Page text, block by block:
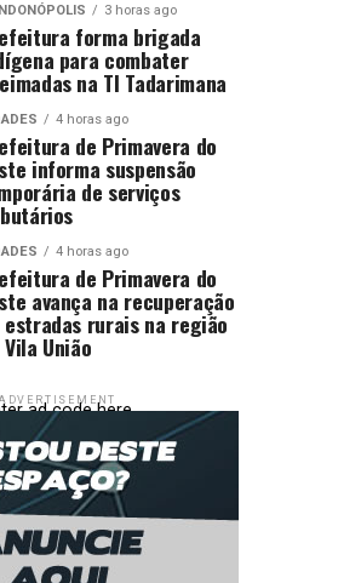
3 horas ago
forma brigada
para combater
na TI Tadarimana
4 horas ago
de Primavera do
informa suspensão
de serviços
4 horas ago
de Primavera do
avança na recuperação
estradas rurais na região
União
ADVERTISEMENT
ad code here